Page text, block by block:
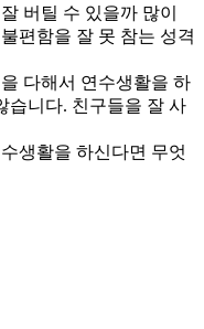
버틸 수 있을까 많이
편함을 잘 못 참는 성격
다해서 연수생활을 하
습니다. 친구들을 잘 사
생활을 하신다면 무엇